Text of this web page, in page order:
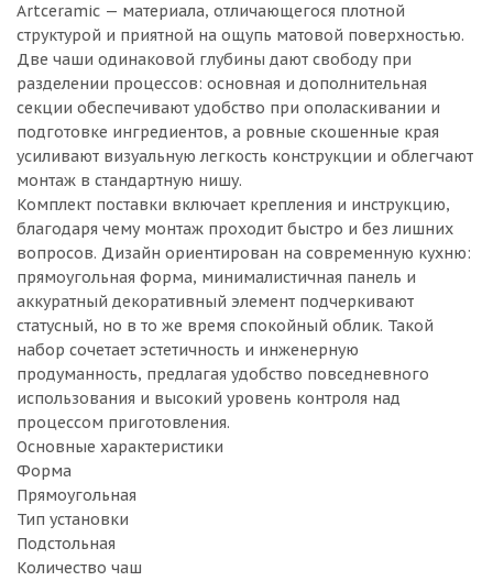
Artceramic — материалa, отличающегося плотной
структурой и приятной на ощупь матовой поверхностью.
Две чаши одинаковой глубины дают свободу при
разделении процессов: основная и дополнительная
секции обеспечивают удобство при ополаскивании и
подготовке ингредиентов, а ровные скошенные края
усиливают визуальную легкость конструкции и облегчают
монтаж в стандартную нишу.
Комплект поставки включает крепления и инструкцию,
благодаря чему монтаж проходит быстро и без лишних
вопросов. Дизайн ориентирован на современную кухню:
прямоугольная форма, минималистичная панель и
аккуратный декоративный элемент подчеркивают
статусный, но в то же время спокойный облик. Такой
набор сочетает эстетичность и инженерную
продуманность, предлагая удобство повседневного
использования и высокий уровень контроля над
процессом приготовления.
Основные характеристики
Форма
Прямоугольная
Тип установки
Подстольная
Количество чаш